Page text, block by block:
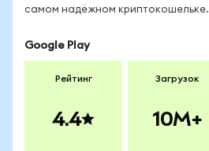
самом надёжном криптокошельке.
Google Play
Рейтинг
4.4
Загрузок
10M+